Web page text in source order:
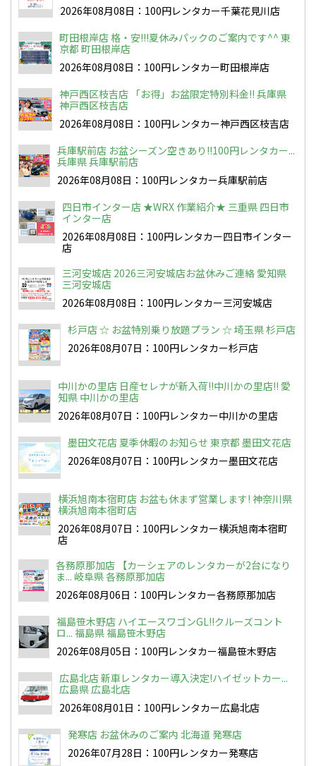
2026年08月08日：100円レンタカー千葉花見川店
町田根岸店 格・安!!!夏休みパックのご案内です^^ 東
京都 町田根岸店
2026年08月08日：100円レンタカー町田根岸店
神戸西区枝吉店 「お得」お盆限定特別料金!! 兵庫県
神戸西区枝吉店
2026年08月08日：100円レンタカー神戸西区枝吉店
兵庫駅前店 お盆シーズン空きあり!!100円レンタカー...
兵庫県 兵庫駅前店
2026年08月08日：100円レンタカー兵庫駅前店
四日市インター店 ★WRX 作業紹介★ 三重県 四日市
インター店
2026年08月08日：100円レンタカー四日市インター
店
三河安城店 2026三河安城店お盆休みご連絡 愛知県
三河安城店
2026年08月08日：100円レンタカー三河安城店
杉戸店 ☆ お盆特別乗り放題プラン ☆ 埼玉県 杉戸店
2026年08月07日：100円レンタカー杉戸店
中川かの里店 日産セレナが新入荷!!中川かの里店!! 愛
知県 中川かの里店
2026年08月07日：100円レンタカー中川かの里店
墨田文花店 夏季休暇のお知らせ 東京都 墨田文花店
2026年08月07日：100円レンタカー墨田文花店
横浜旭南本宿町店 お盆も休まず営業します! 神奈川県
横浜旭南本宿町店
2026年08月07日：100円レンタカー横浜旭南本宿町
店
各務原那加店 【カーシェアのレンタカーが2台になり
ま... 岐阜県 各務原那加店
2026年08月06日：100円レンタカー各務原那加店
福島笹木野店 ハイエースワゴンGL!!クルーズコント
ロ... 福島県 福島笹木野店
2026年08月05日：100円レンタカー福島笹木野店
広島北店 新車レンタカー導入決定!ハイゼットカー...
広島県 広島北店
2026年08月01日：100円レンタカー広島北店
発寒店 お盆休みのご案内 北海道 発寒店
2026年07月28日：100円レンタカー発寒店